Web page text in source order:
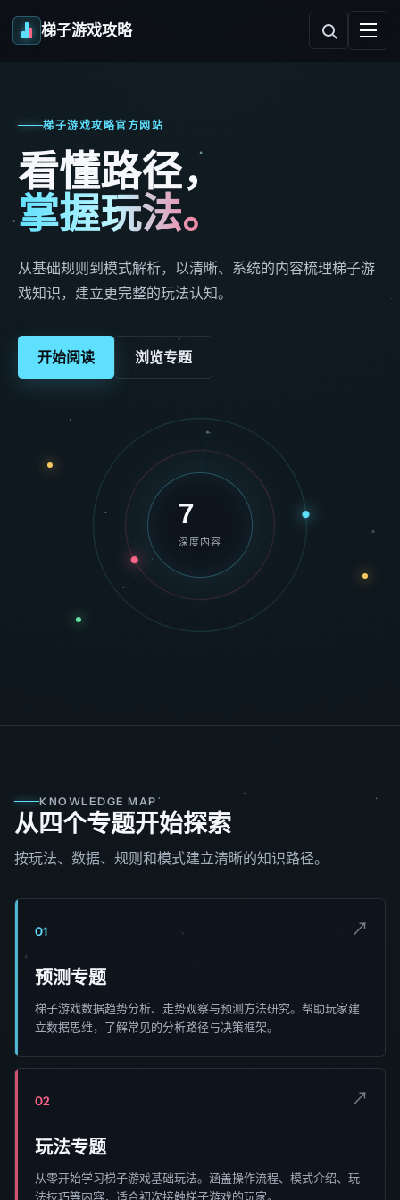
梯子游戏攻略
梯子游戏攻略官方网站
看懂路径，
掌握玩法。
从基础规则到模式解析，以清晰、系统的内容梳理梯子游
戏知识，建立更完整的玩法认知。
开始阅读 浏览专题
7
深度内容
KNOWLEDGE MAP
从四个专题开始探索
按玩法、数据、规则和模式建立清晰的知识路径。
01 ↗
预测专题
梯子游戏数据趋势分析、走势观察与预测方法研究。帮助玩家建
立数据思维，了解常见的分析路径与决策框架。
02 ↗
玩法专题
从零开始学习梯子游戏基础玩法。涵盖操作流程、模式介绍、玩
法技巧等内容，适合初次接触梯子游戏的玩家。